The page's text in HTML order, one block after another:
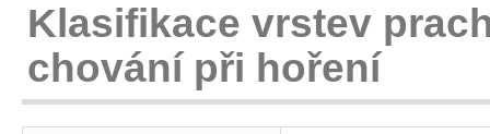
Klasifikace vrstev
chování při hoření